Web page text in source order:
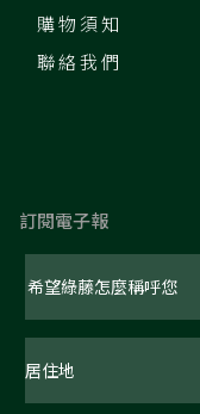
購物須知
聯絡我們
訂閱電子報